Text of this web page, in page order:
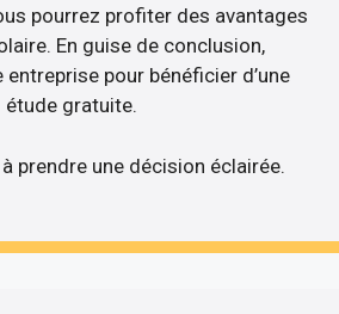
pourrez profiter des avantages
En guise de conclusion,
pour bénéficier d’une
étude gratuite.
prendre une décision éclairée.